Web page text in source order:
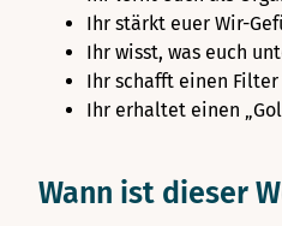
Ihr stärkt euer Wir-
Ihr wisst, was euch
Ihr schafft einen
Ihr erhaltet einen
Wann ist dieser